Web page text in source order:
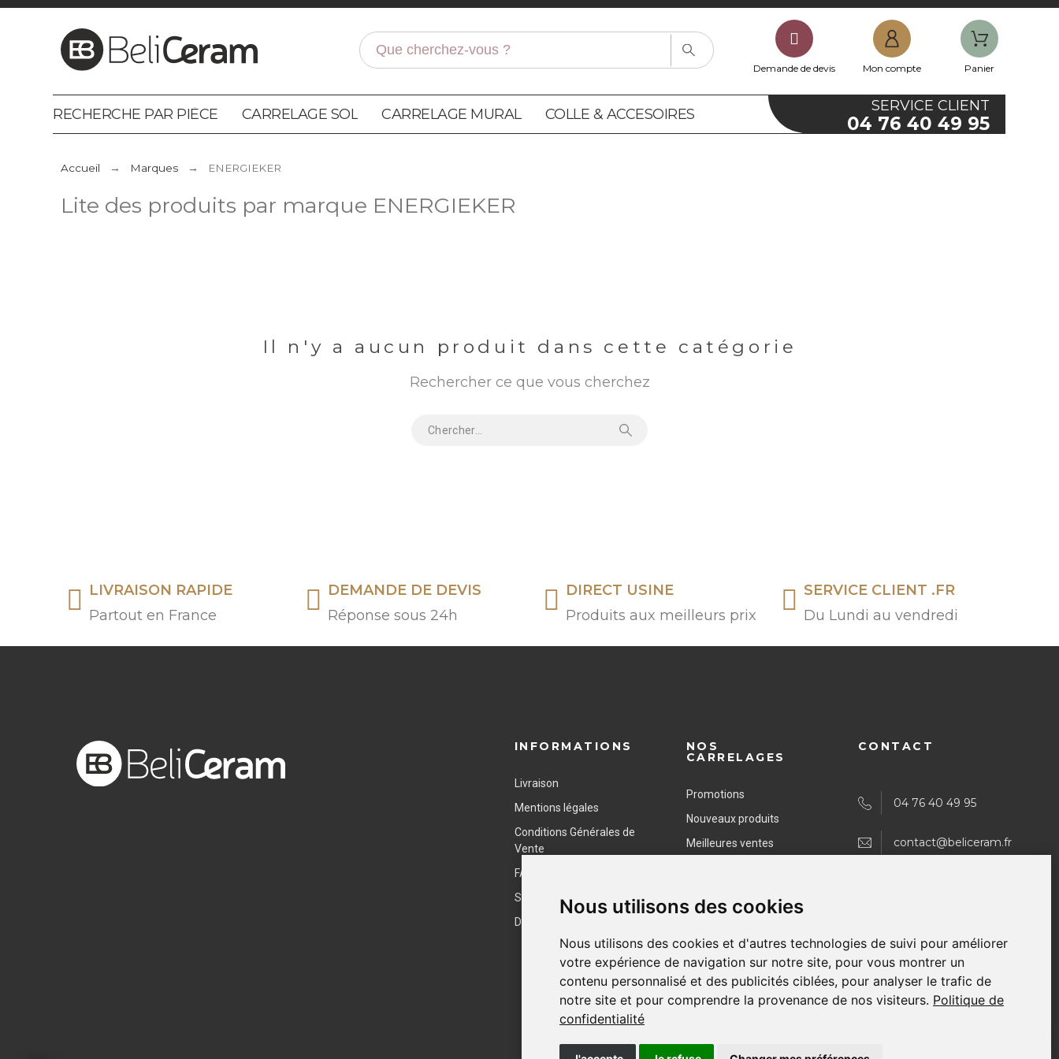
Nous utilisons des cookies
Nous utilisons des cookies et d'autres technologies de suivi pour améliorer
votre expérience de navigation sur notre site, pour vous montrer un
contenu personnalisé et des publicités ciblées, pour analyser le trafic de
notre site et pour comprendre la provenance de nos visiteurs. Politique de
confidentialité
Demande de devis Mon compte Panier
RECHERCHE PAR PIÈCE CARRELAGE SOL CARRELAGE MURAL COLLE & ACCESOIRES SERVICE CLIENT
04 76 40 49 95
Accueil Marques ENERGIEKER
Lite des produits par marque ENERGIEKER
Il n'y a aucun produit dans cette catégorie
Rechercher ce que vous cherchez
LIVRAISON RAPIDE
Partout en France
DEMANDE DE DEVIS
Réponse sous 24h
DIRECT USINE
Produits aux meilleurs prix
SERVICE CLIENT .FR
Du Lundi au vendredi
INFORMATIONS
Livraison
Mentions légales
Conditions Générales de
Vente
FAQ
SAV
Demande de Devis
NOS
CARRELAGES
Promotions
Nouveaux produits
Meilleures ventes
CONTACT
04 76 40 49 95
contact@beliceram.fr